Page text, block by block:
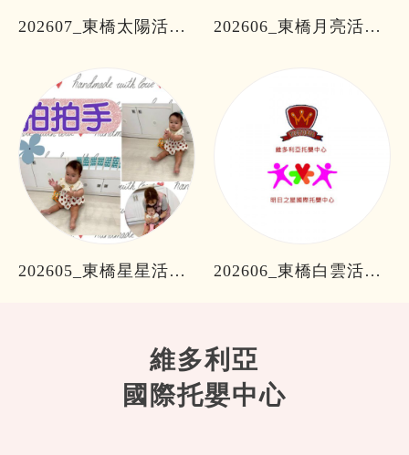
202607_東橋太陽活動分享 202606_東橋月亮活動分享
202605_東橋星星活動分享 202606_東橋白雲活動分享
維多利亞
國際托嬰中心